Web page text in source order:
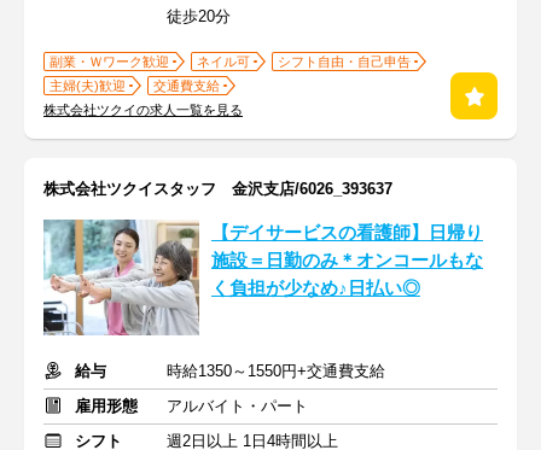
徒歩20分
副業・Ｗワーク歓迎 ネイル可
シフト自由・自己申告
主婦(夫)歓迎
交通費支給
株式会社ツクイの求人一覧を見る
株式会社ツクイスタッフ 金沢支店/6026_393637
【デイサービスの看護師】日帰り
施設＝日勤のみ＊オンコールもな
く負担が少なめ♪日払い◎
給与
時給1350～1550円+交通費支給
雇用形態
アルバイト・パート
シフト
週2日以上 1日4時間以上